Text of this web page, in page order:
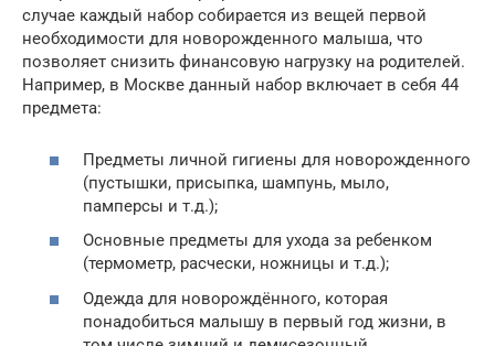
случае каждый набор собирается из вещей первой
необходимости для новорожденного малыша, что
позволяет снизить финансовую нагрузку на родителей.
Например, в Москве данный набор включает в себя 44
предмета:
Предметы личной гигиены для новорожденного
(пустышки, присыпка, шампунь, мыло,
памперсы и т.д.);
Основные предметы для ухода за ребенком
(термометр, расчески, ножницы и т.д.);
Одежда для новорождённого, которая
понадобиться малышу в первый год жизни, в